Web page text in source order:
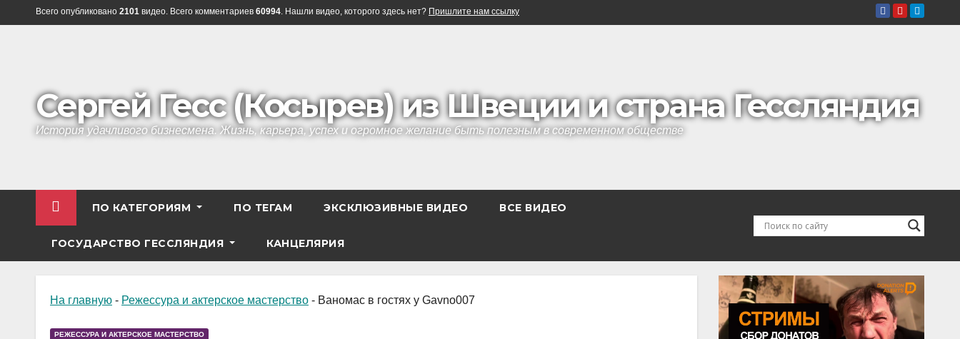
ПерейтиВсего опубликовано 2101 видео. Всего комментариев 60994. Нашли видео, которого здесь нет? Пришлите нам ссылку
Сергей Гесс (Косырев) из Швеции и страна Гессляндия
История удачливого бизнесмена. Жизнь, карьера, успех и огромное желание быть полезным в современном обществе
ПО КАТЕГОРИЯМ ПО ТЕГАМ ЭКСКЛЮЗИВНЫЕ ВИДЕО ВСЕ ВИДЕО
ГОСУДАРСТВО ГЕССЛЯНДИЯ КАНЦЕЛЯРИЯ
На главную - Режессура и актерское мастерство - Ваномас в гостях у Gavno007
РЕЖЕССУРА И АКТЕРСКОЕ МАСТЕРСТВО